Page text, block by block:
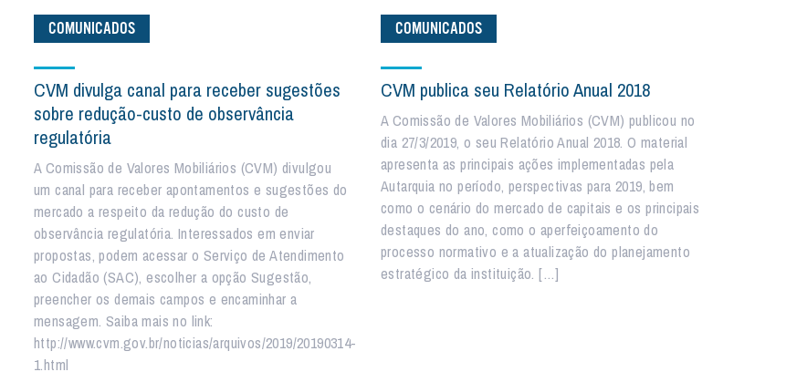
COMUNICADOS
CVM divulga canal para receber sugestões
sobre redução-custo de observância
regulatória
A Comissão de Valores Mobiliários (CVM) divulgou
um canal para receber apontamentos e sugestões do
mercado a respeito da redução do custo de
observância regulatória. Interessados em enviar
propostas, podem acessar o Serviço de Atendimento
ao Cidadão (SAC), escolher a opção Sugestão,
preencher os demais campos e encaminhar a
mensagem. Saiba mais no link:
http://www.cvm.gov.br/noticias/arquivos/2019/20190314-
1.html
COMUNICADOS
CVM publica seu Relatório Anual 2018
A Comissão de Valores Mobiliários (CVM) publicou no
dia 27/3/2019, o seu Relatório Anual 2018. O material
apresenta as principais ações implementadas pela
Autarquia no período, perspectivas para 2019, bem
como o cenário do mercado de capitais e os principais
destaques do ano, como o aperfeiçoamento do
processo normativo e a atualização do planejamento
estratégico da instituição. […]